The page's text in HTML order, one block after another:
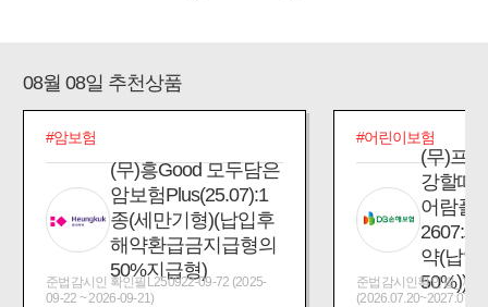
08월 08일 추천상품
#암보험
(무)흥Good 모두담은
암보험Plus(25.07):1
종(세만기형)(납입후
해약환급금지급형의
50%지급형)
준법감시인 확인필L250922-09-72 (2025-
09-22 ~ 2026-09-21)
#어린이보험
(무)프
강할때
어람플
2607:
약(납입
50%))
준법감시인확인필_제